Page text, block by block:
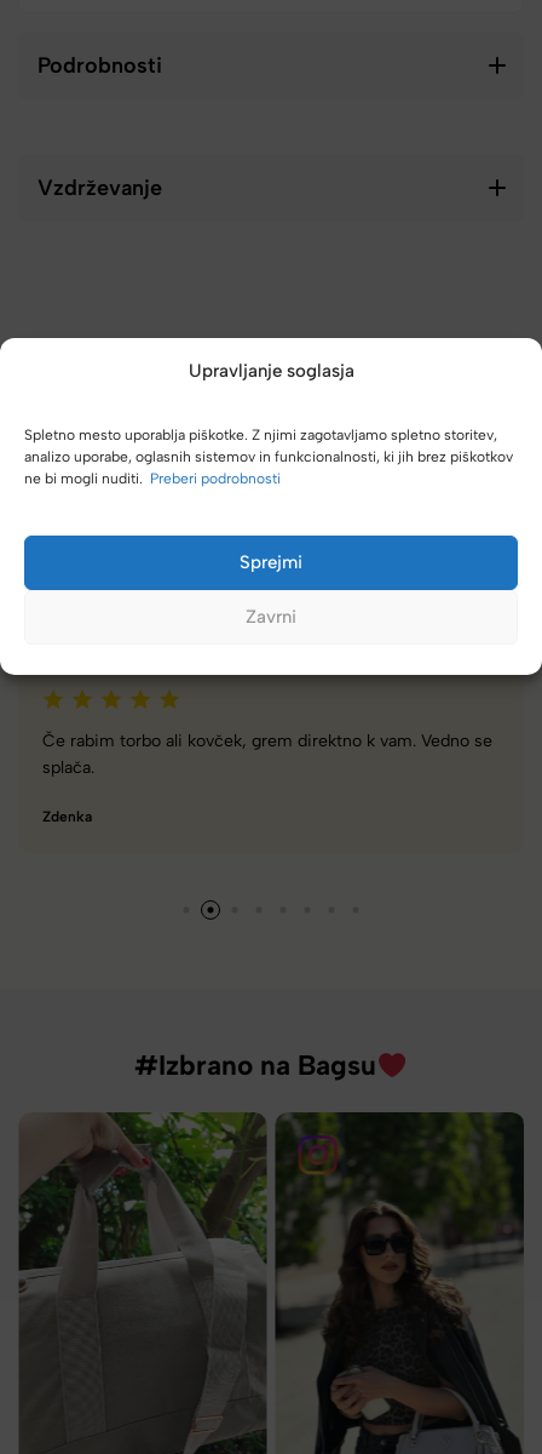
Upravljanje soglasja
Spletno mesto uporablja piškotke. Z njimi zagotavljamo spletno storitev,
analizo uporabe, oglasnih sistemov in funkcionalnosti, ki jih brez piškotkov
ne bi mogli nuditi. Preberi podrobnosti
Sprejmi
Zavrni
Podrobnosti
Vzdrževanje
Kupci nas hvalijo zaradi hitre dostave, poštenih cen in velike
izbire.
se
Zelo dobra trgovina za torbe in kovčke, z veliko
#Izbrano na Bagsu